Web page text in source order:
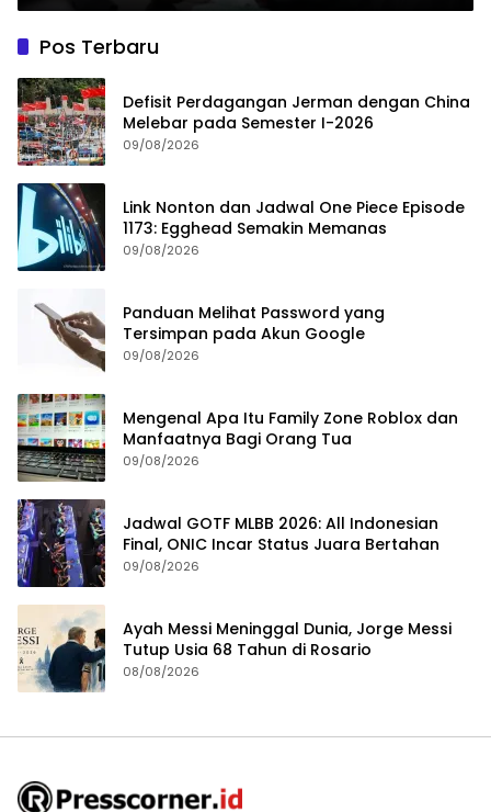
Pos Terbaru
Defisit Perdagangan Jerman dengan China
Melebar pada Semester I-2026
09/08/2026
Link Nonton dan Jadwal One Piece Episode
1173: Egghead Semakin Memanas
09/08/2026
Panduan Melihat Password yang
Tersimpan pada Akun Google
09/08/2026
Mengenal Apa Itu Family Zone Roblox dan
Manfaatnya Bagi Orang Tua
09/08/2026
Jadwal GOTF MLBB 2026: All Indonesian
Final, ONIC Incar Status Juara Bertahan
09/08/2026
Ayah Messi Meninggal Dunia, Jorge Messi
Tutup Usia 68 Tahun di Rosario
08/08/2026